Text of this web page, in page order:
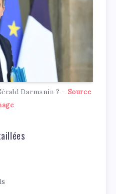
Darmanin ? – Source